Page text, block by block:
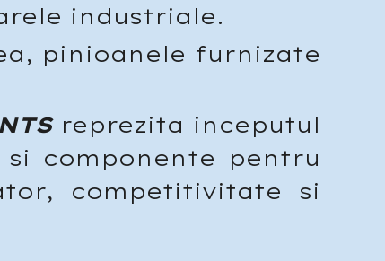
industriale.
pinioanele furnizate
reprezita inceputul
componente pentru
, competitivitate si